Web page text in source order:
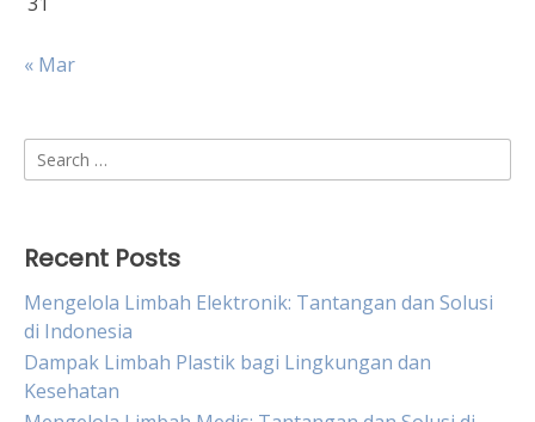
« Mar
Search
for:
Recent Posts
Mengelola Limbah Elektronik: Tantangan dan Solusi
di Indonesia
Dampak Limbah Plastik bagi Lingkungan dan
Kesehatan